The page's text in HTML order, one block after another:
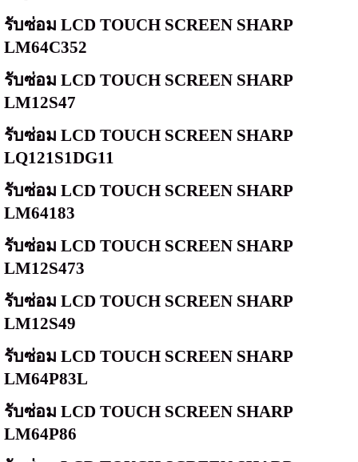
รับซ่อม LCD TOUCH SCREEN SHARP
LM64C352
รับซ่อม LCD TOUCH SCREEN SHARP
LM12S47
รับซ่อม LCD TOUCH SCREEN SHARP
LQ121S1DG11
รับซ่อม LCD TOUCH SCREEN SHARP
LM64183
รับซ่อม LCD TOUCH SCREEN SHARP
LM12S473
รับซ่อม LCD TOUCH SCREEN SHARP
LM12S49
รับซ่อม LCD TOUCH SCREEN SHARP
LM64P83L
รับซ่อม LCD TOUCH SCREEN SHARP
LM64P86